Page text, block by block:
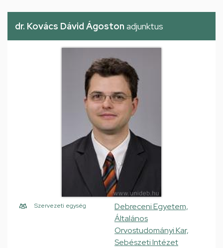
dr. Kovács Dávid Ágoston adjunktus
Szervezeti egység
Debreceni Egyetem,
Általános
Orvostudományi Kar,
Sebészeti Intézet